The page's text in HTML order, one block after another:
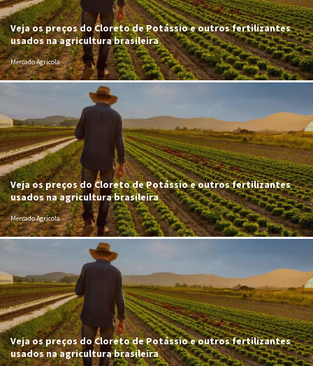
Veja os preços do Cloreto de Potássio e outros fertilizantes
usados na agricultura brasileira
Mercado Agrícola
Veja os preços do Cloreto de Potássio e outros fertilizantes
usados na agricultura brasileira
Mercado Agrícola
Veja os preços do Cloreto de Potássio e outros fertilizantes
usados na agricultura brasileira